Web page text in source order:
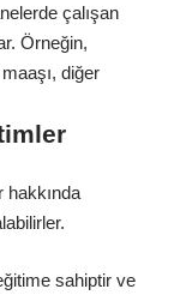
çalışan
Örneğin,
diğer
hakkında
sahiptir ve